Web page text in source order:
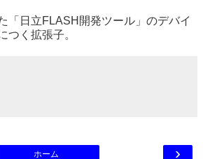
「日立FLASH開発ツール」のデバイ
つく拡張子。
›
ホーム